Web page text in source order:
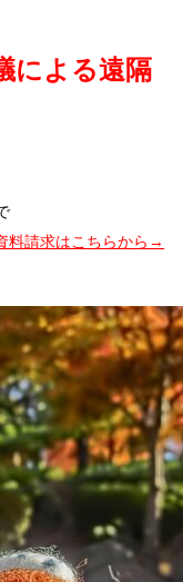
による遠隔
料請求はこちらから→